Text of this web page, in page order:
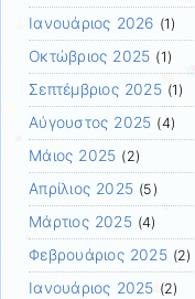
Ιανουάριος 2026 (1)
Οκτώβριος 2025 (1)
Σεπτέμβριος 2025(1)
Αύγουστος 2025 (4)
Μάιος 2025 (2)
Απρίλιος 2025 (5)
Μάρτιος 2025(4)
Φεβρουάριος 2025(2)
Ιανουάριος 2025 (2)